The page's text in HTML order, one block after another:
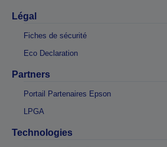
Légal
Fiches de sécurité
Eco Declaration
Partners
Portail Partenaires Epson
LPGA
Technologies